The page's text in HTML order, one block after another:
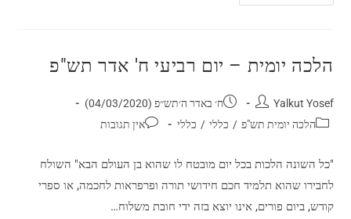
הלכה יומית – יום רביעי ח' אדר תש"פ
Yalkut Yosef
ח׳ באדר ה׳תש״פ (04/03/2020)
הלכה יומית תש"פ / כללי / כללי אין תגובות
"כל השונה הלכות בכל יום מובטח לו שהוא בן העולם הבא" השולח
לחבירו שהוא תלמיד חכם חידושי תורה ופרפראות לחכמה, או ספרי
קודש, ביום פורים, אינו יוצא בזה ידי חובת משלוח…